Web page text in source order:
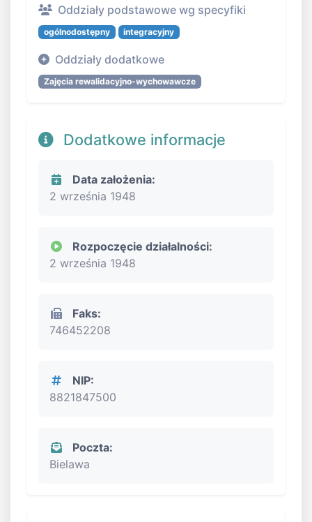
Oddziały podstawowe wg specyfiki
ogólnodostępny integracyjny
Oddziały dodatkowe
Zajęcia rewalidacyjno-wychowawcze
Dodatkowe informacje
Data założenia:
2 września 1948
Rozpoczęcie działalności:
2 września 1948
Faks:
746452208
NIP:
8821847500
Poczta:
Bielawa